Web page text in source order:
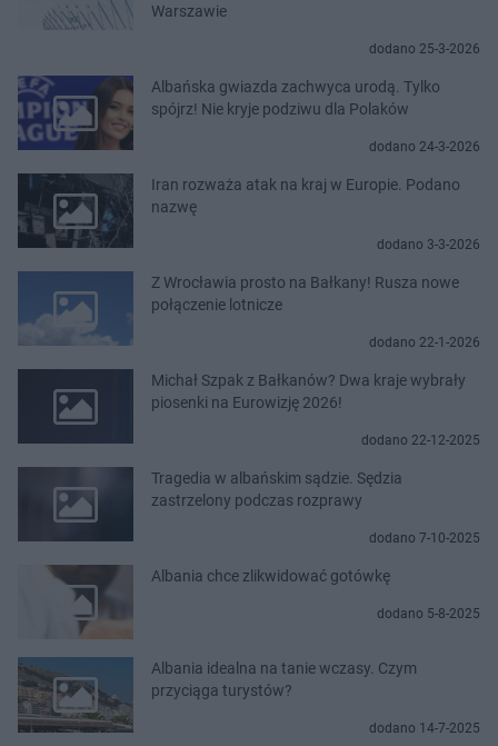
Warszawie
dodano 25-3-2026
Albańska gwiazda zachwyca urodą. Tylko
spójrz! Nie kryje podziwu dla Polaków
dodano 24-3-2026
Iran rozważa atak na kraj w Europie. Podano
nazwę
dodano 3-3-2026
Z Wrocławia prosto na Bałkany! Rusza nowe
połączenie lotnicze
dodano 22-1-2026
Michał Szpak z Bałkanów? Dwa kraje wybrały
piosenki na Eurowizję 2026!
dodano 22-12-2025
Tragedia w albańskim sądzie. Sędzia
zastrzelony podczas rozprawy
dodano 7-10-2025
Albania chce zlikwidować gotówkę
dodano 5-8-2025
Albania idealna na tanie wczasy. Czym
przyciąga turystów?
dodano 14-7-2025